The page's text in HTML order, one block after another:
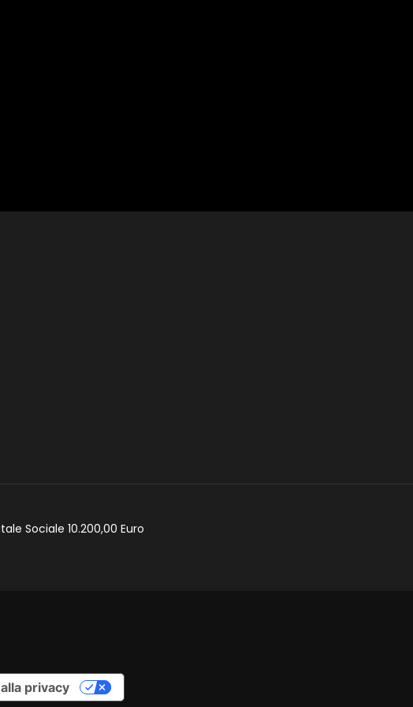
Sociale 10.200,00 Euro
privacy